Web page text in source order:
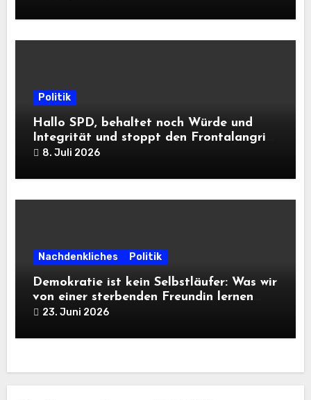
Politik
Hallo SPD, behaltet noch Würde und
Integrität und stoppt den Frontalangriff
auf die Informationsfreiheit!
8. Juli 2026
Nachdenkliches Politik
Demokratie ist kein Selbstläufer: Was wir
von einer sterbenden Freundin lernen
müssen
23. Juni 2026